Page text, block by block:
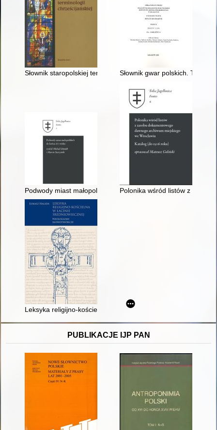
Słownik staropolskiej terminologii chrześcijańskiej
Słownik gwar polskich. T. 10 z.
Podwody miast małopolskich do końca XV wieku
Polonika wśród listów z
Leksyka religijno-kościelna w łacinie średniowiecznej :
PUBLIKACJE IJP PAN